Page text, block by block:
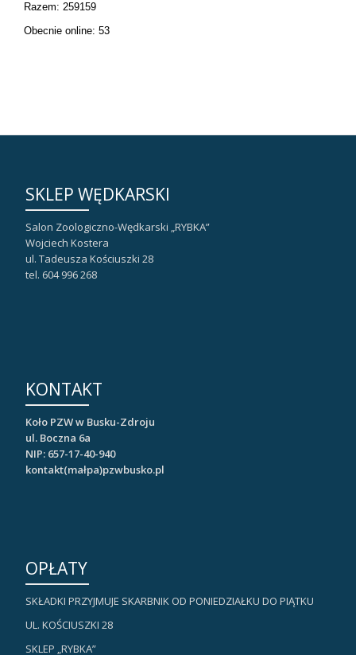
Razem: 259159
Obecnie online: 53
SKLEP WĘDKARSKI
Salon Zoologiczno-Wędkarski „RYBKA”
Wojciech Kostera
ul. Tadeusza Kościuszki 28
tel. 604 996 268
KONTAKT
Koło PZW w Busku-Zdroju
ul. Boczna 6a
NIP: 657-17-40-940
kontakt(małpa)pzwbusko.pl
OPŁATY
SKŁADKI PRZYJMUJE SKARBNIK OD PONIEDZIAŁKU DO PIĄTKU
UL. KOŚCIUSZKI 28
SKLEP „RYBKA”